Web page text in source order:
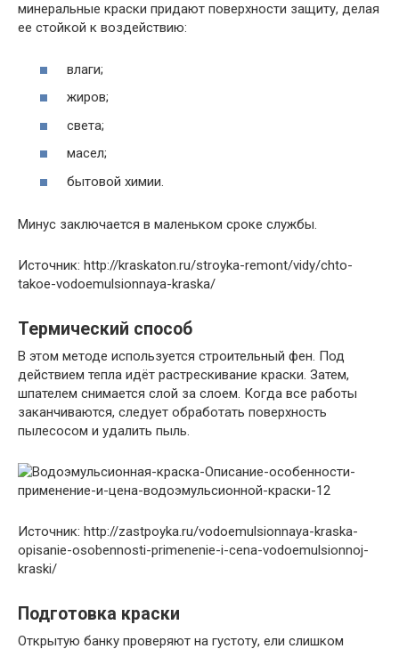
минеральные краски придают поверхности защиту, делая
ее стойкой к воздействию:
влаги;
жиров;
света;
масел;
бытовой химии.
Минус заключается в маленьком сроке службы.
Источник: http://kraskaton.ru/stroyka-remont/vidy/chto-
takoe-vodoemulsionnaya-kraska/
Термический способ
В этом методе используется строительный фен. Под
действием тепла идёт растрескивание краски. Затем,
шпателем снимается слой за слоем. Когда все работы
заканчиваются, следует обработать поверхность
пылесосом и удалить пыль.
Источник: http://zastpoyka.ru/vodoemulsionnaya-kraska-
opisanie-osobennosti-primenenie-i-cena-vodoemulsionnoj-
kraski/
Подготовка краски
Открытую банку проверяют на густоту, ели слишком